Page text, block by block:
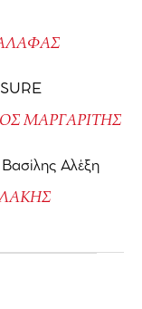
ΜΑΡΓΑΡΙΤΗΣ
Αλέξη